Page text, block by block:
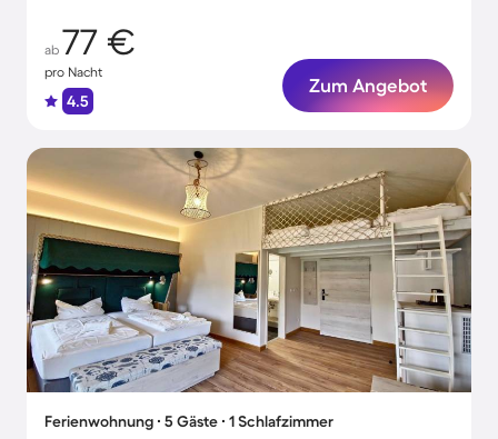
ab 77 €
pro Nacht
4.5
Zum Angebot
Ferienwohnung ∙ 5 Gäste ∙ 1 Schlafzimmer